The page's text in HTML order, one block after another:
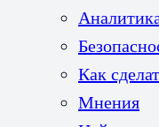
Как
Мнения